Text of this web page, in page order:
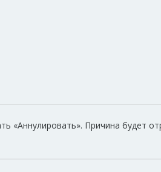
«Аннулировать». Причина будет